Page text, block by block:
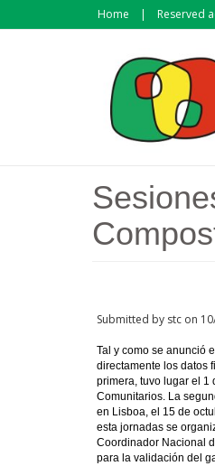
Skip to main contentHome Reserved
Submitted by stc on
Tal y como se anunció
directamente los datos
primera, tuvo lugar el 1
Comunitarios. La
en Lisboa, el 15 de
esta jornadas se
Coordinador Nacional
para la validación del